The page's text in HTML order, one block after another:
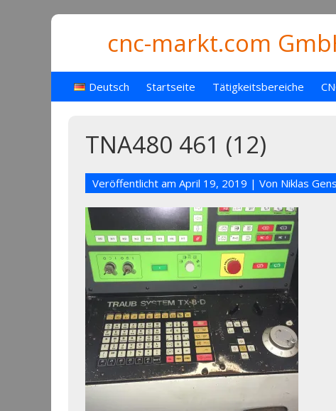
cnc-markt.com
Deutsch Startseite Tätigkeitsbereiche
TNA480 461 (12)
Veröffentlicht am April 19, 2019 | Von Niklas